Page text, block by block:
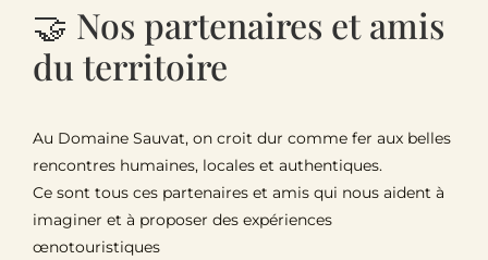
Le Domaine
Acheter en ligne
Actualités
🤝 Nos partenaires et amis
du territoire
Au Domaine Sauvat, on croit dur comme fer aux belles
rencontres humaines, locales et authentiques.
Ce sont tous ces partenaires et amis qui nous aident à
imaginer et à proposer des expériences
œnotouristiques